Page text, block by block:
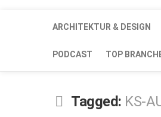
ARCHITEKTUR & DESIGN
PODCAST TOP
Tagged: KS-